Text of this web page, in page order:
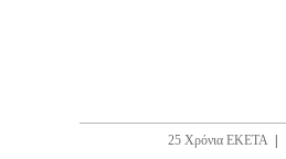
25 Χρόνια ΕΚΕΤΑ